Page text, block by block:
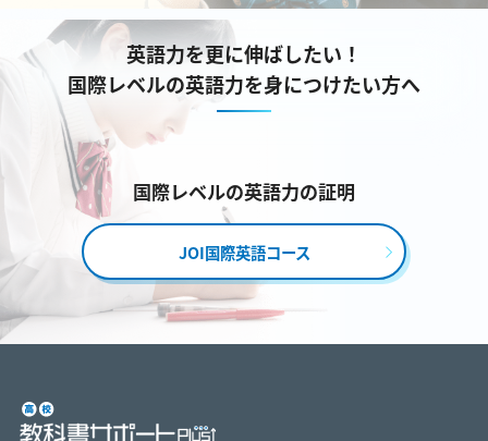
英語力を更に伸ばしたい！
国際レベルの英語力を身につけたい方へ
国際レベルの英語力の証明
JOI国際英語コース